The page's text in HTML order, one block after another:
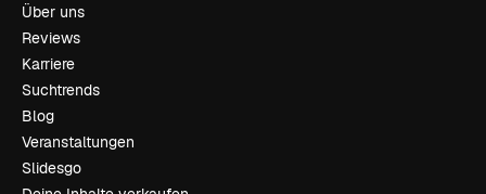
Über uns
Reviews
Karriere
Suchtrends
Blog
Veranstaltungen
Slidesgo